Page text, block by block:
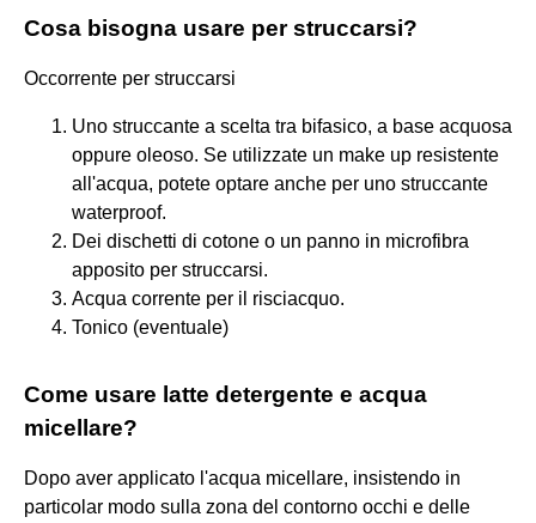
Cosa bisogna usare per struccarsi?
Occorrente per struccarsi
Uno struccante a scelta tra bifasico, a base acquosa
oppure oleoso. Se utilizzate un make up resistente
all'acqua, potete optare anche per uno struccante
waterproof.
Dei dischetti di cotone o un panno in microfibra
apposito per struccarsi.
Acqua corrente per il risciacquo.
Tonico (eventuale)
Come usare latte detergente e acqua
micellare?
Dopo aver applicato l'acqua micellare, insistendo in
particolar modo sulla zona del contorno occhi e delle